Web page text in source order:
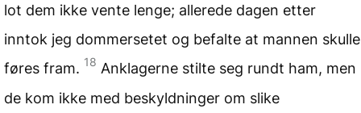
lot dem ikke vente lenge; allerede dagen etter
inntok jeg dommersetet og befalte at mannen skulle
føres fram. 18 Anklagerne stilte seg rundt ham, men
de kom ikke med beskyldninger om slike